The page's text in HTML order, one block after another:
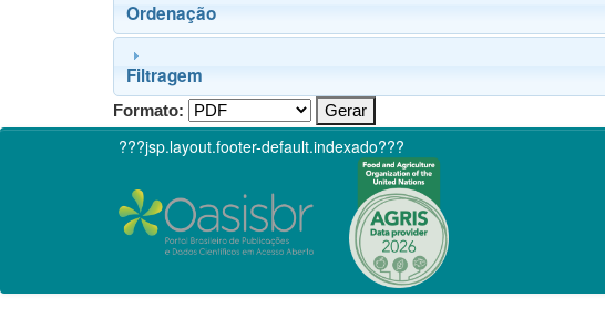
Ordenação
Filtragem
Formato:
???jsp.layout.footer-default.indexado???